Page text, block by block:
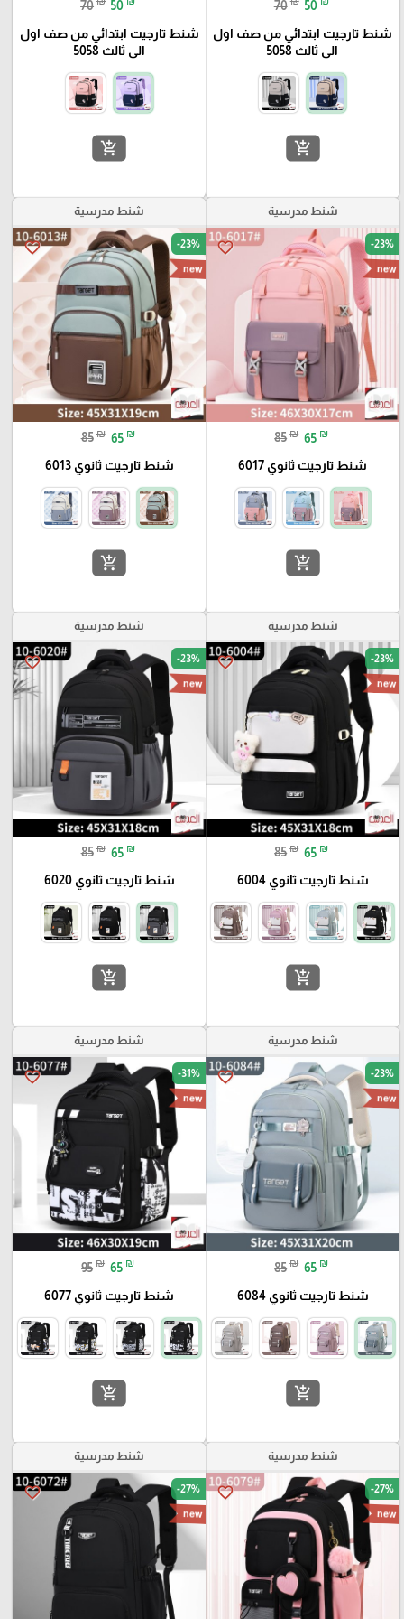
70 50
شنط تارجيت ابتدائي من صف اول
الى ثالث 5058
add_shopping_cart
70 50
شنط تارجيت ابتدائي من صف اول
الى ثالث 5058
add_shopping_cart
شنط مدرسية
favorite_border -23%
new
85 ₪ 65 ₪
شنط تارجيت ثانوي 6017
add_shopping_cart
شنط مدرسية
favorite_border -23%
new
85 ₪ 65 ₪
شنط تارجيت ثانوي 6013
add_shopping_cart
شنط مدرسية
favorite_border -23%
new
85 ₪ 65 ₪
شنط تارجيت ثانوي 6004
add_shopping_cart
شنط مدرسية
favorite_border -23%
new
85 ₪ 65 ₪
شنط تارجيت ثانوي 6020
add_shopping_cart
شنط مدرسية
favorite_border -23%
new
85 ₪ 65 ₪
شنط تارجيت ثانوي 6084
add_shopping_cart
شنط مدرسية
favorite_border -31%
new
95 ₪ 65 ₪
شنط تارجيت ثانوي 6077
add_shopping_cart
شنط مدرسية
favorite_border -27%
new
شنط مدرسية
favorite_border -27%
new